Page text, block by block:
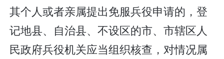
其个人或者亲属提出免服兵役申请的，登
记地县、自治县、不设区的市、市辖区人
民政府兵役机关应当组织核查，对情况属